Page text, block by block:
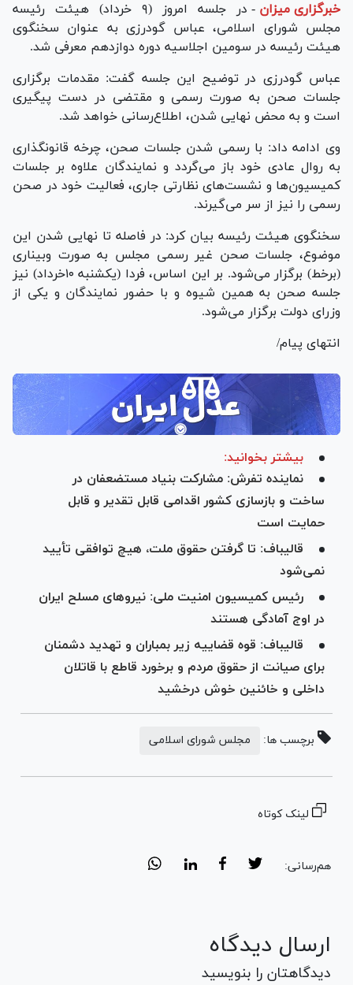
خبرگزاری میزان -
در جلسه امروز (۹ خرداد) هیئت رئیسه
مجلس شورای اسلامی، عباس گودرزی به عنوان سخنگوی
هیئت رئیسه در سومین اجلاسیه دوره دوازدهم معرفی شد.
عباس گودرزی در توضیح این جلسه گفت: مقدمات برگزاری
جلسات صحن به صورت رسمی و مقتضی در دست پیگیری
است و به محض نهایی شدن، اطلاع‌رسانی خواهد شد.
وی ادامه داد: با رسمی شدن جلسات صحن، چرخه قانونگذاری
به روال عادی خود باز می‌گردد و نمایندگان علاوه بر جلسات
کمیسیون‌ها و نشست‌های نظارتی جاری، فعالیت خود در صحن
رسمی را نیز از سر می‌گیرند.
سخنگوی هیئت رئیسه بیان کرد: در فاصله تا نهایی شدن این
موضوع، جلسات صحن غیر رسمی مجلس به صورت وبیناری
(برخط) برگزار می‌شود. بر این اساس، فردا (یکشنبه ۱۰خرداد) نیز
جلسه صحن به همین شیوه و با حضور نمایندگان و یکی از
وزرای دولت برگزار می‌شود.
انتهای پیام/
بیشتر بخوانید:
نماینده تفرش: مشارکت بنیاد مستضعفان در
ساخت و بازسازی کشور اقدامی قابل تقدیر و قابل
حمایت است
قالیباف: تا گرفتن حقوق ملت، هیچ توافقی تأیید
نمی‌شود
رئیس کمیسیون امنیت ملی: نیرو‌های مسلح ایران
در اوج آمادگی هستند
قالیباف: قوه قضاییه زیر بمباران و تهدید دشمنان
برای صیانت از حقوق مردم و برخورد قاطع با قاتلان
داخلی و خائنین خوش درخشید
برچسب ها: مجلس شورای اسلامی
لینک کوتاه
هم‌رسانی:
ارسال دیدگاه
دیدگاهتان را بنویسید